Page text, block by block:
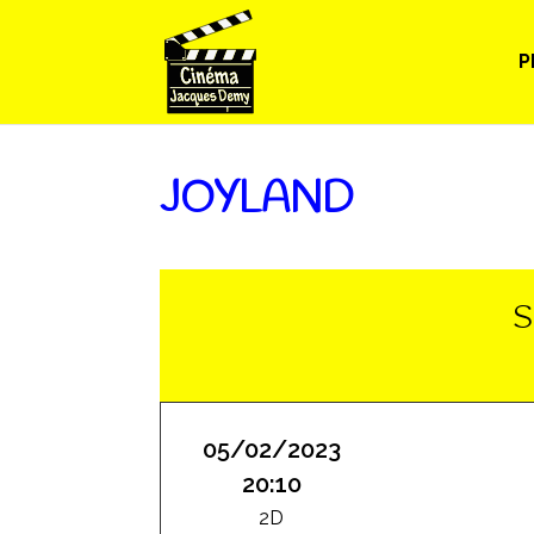
JOYLAND
05/02/2023
20:10
2D